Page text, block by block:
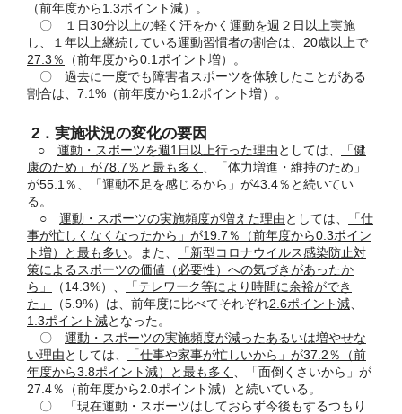
（前年度から1.3ポイント減）。
〇
１日30分以上の軽く汗をかく運動を週２日以上実施
し、１年以上継続している運動習慣者の割合は、20歳以上で
27.3％
（前年度から0.1ポイント増）。
〇 過去に一度でも障害者スポーツを体験したことがある
割合は、7.1%（前年度から1.2ポイント増）。
2．実施状況の変化の要因
○ 運動・スポーツを週1日以上行った理由としては、
「健
康のため」が78.7％と最も多く
、「体力増進・維持のため」
が55.1％、「運動不足を感じるから」が43.4％と続いてい
る。
○ 運動・スポーツの実施頻度が増えた理由としては、
「仕
事が忙しくなくなったから」が19.7％（前年度から0.3ポイン
ト増）と最も多い。また、
「新型コロナウイルス感染防止対
策によるスポーツの価値（必要性）への気づきがあったか
ら」
（14.3%）、
「テレワーク等により時間に余裕ができ
た」
（5.9%）は、前年度に比べてそれぞれ2.6ポイント減
1.3ポイント減となった。
〇 運動・スポーツの実施頻度が減ったあるいは増やせな
い理由としては、
「仕事や家事が忙しいから」が37.2％（前
年度から3.8ポイント減）と最も多く
、「面倒くさいから」が
27.4％（前年度から2.0ポイント減）と続いている。
〇 「現在運動・スポーツはしておらず今後もするつもり